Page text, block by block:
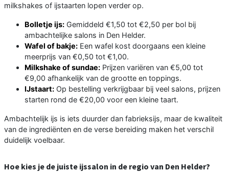
milkshakes of ijstaarten lopen verder op.
Bolletje ijs: Gemiddeld €1,50 tot €2,50 per bol bij
ambachtelijke salons in Den Helder.
Wafel of bakje: Een wafel kost doorgaans een kleine
meerprijs van €0,50 tot €1,00.
Milkshake of sundae: Prijzen variëren van €5,00 tot
€9,00 afhankelijk van de grootte en toppings.
IJstaart: Op bestelling verkrijgbaar bij veel salons, prijzen
starten rond de €20,00 voor een kleine taart.
Ambachtelijk ijs is iets duurder dan fabrieksijs, maar de kwaliteit
van de ingrediënten en de verse bereiding maken het verschil
duidelijk voelbaar.
Hoe kies je de juiste ijssalon in de regio van Den Helder?